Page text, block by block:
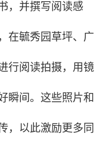
，并撰写阅读感
在毓秀园草坪、广
行阅读拍摄，用镜
瞬间。这些照片和
，以此激励更多同